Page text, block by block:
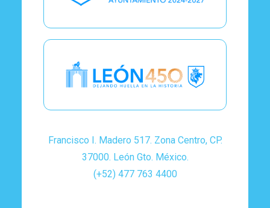
Francisco I. Madero 517. Zona Centro, CP.
37000. León Gto. México.
(+52) 477 763 4400